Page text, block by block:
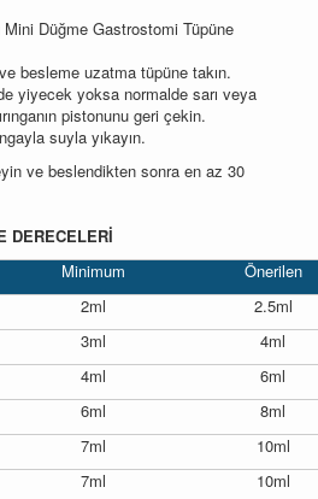
Düğme Gastrostomi Tüpüne
besleme uzatma tüpüne takın.
yiyecek yoksa normalde sarı veya
pistonunu geri çekin.
suyla yıkayın.
ve beslendikten sonra en az 30
DERECELERİ
Minimum
Önerilen
2ml
2.5ml
3ml
4ml
4ml
6ml
6ml
8ml
7ml
10ml
7ml 10ml